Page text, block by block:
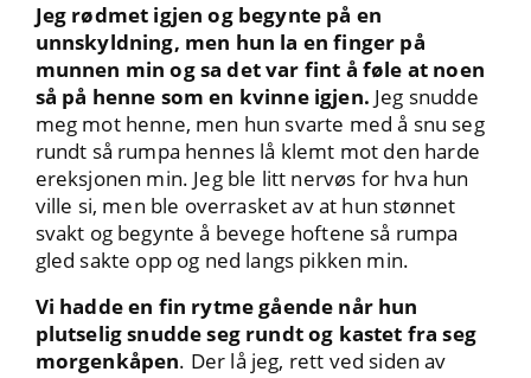
Jeg rødmet igjen og begynte på en
unnskyldning, men hun la en finger på
munnen min og sa det var fint å føle at noen
så på henne som en kvinne igjen. Jeg snudde
meg mot henne, men hun svarte med å snu seg
rundt så rumpa hennes lå klemt mot den harde
ereksjonen min. Jeg ble litt nervøs for hva hun
ville si, men ble overrasket av at hun stønnet
svakt og begynte å bevege hoftene så rumpa
gled sakte opp og ned langs pikken min.
Vi hadde en fin rytme gående når hun
plutselig snudde seg rundt og kastet fra seg
morgenkåpen. Der lå jeg, rett ved siden av